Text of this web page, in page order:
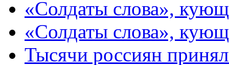
«Солдаты слова»,
«Солдаты слова»,
Тысячи россиян